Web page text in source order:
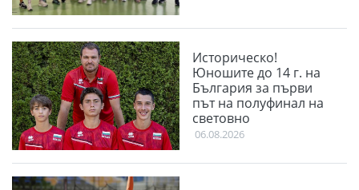
Историческо!
Юношите до 14 г. на
България за първи
път на полуфинал на
световно
06.08.2026